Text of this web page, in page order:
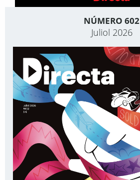
NÚMERO 602
Juliol 2026